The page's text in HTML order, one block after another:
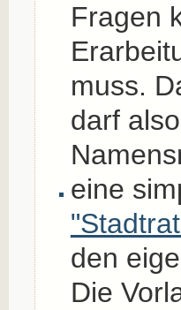
Fragen
muss.
darf
eine
den
Die